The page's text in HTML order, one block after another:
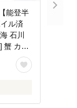
能登半
ル済
石川
蟹 カニ
コガニ